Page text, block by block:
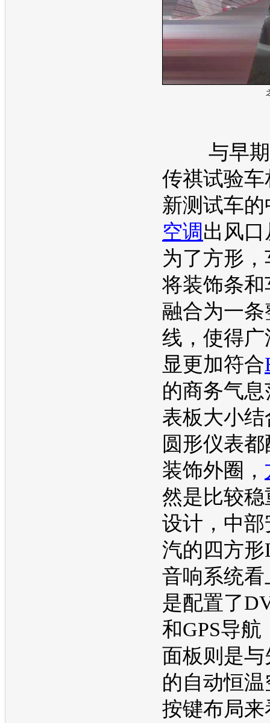
与早期
传祺试验车
新测试车
空调出风
为了方形
将装饰条
融合为一
线，使得
显更加符合
的商务气
表板大小
圆形仪表
装饰外圈，
然是比较
设计，中
汽的四方形
音响系统
是配置了
和GPS导航
面板则是
的自动恒温
按键布局